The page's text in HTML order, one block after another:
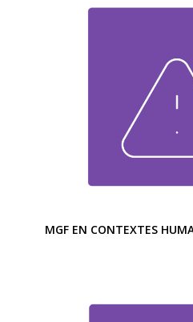
MGF EN CONTEXTES